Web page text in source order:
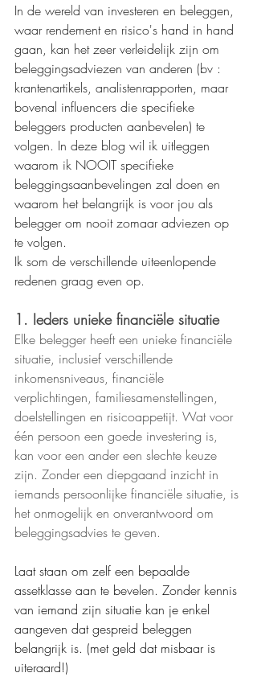
In de wereld van investeren en beleggen,
waar rendement en risico's hand in hand
gaan, kan het zeer verleidelijk zijn om
beleggingsadviezen van anderen (bv :
krantenartikels, analistenrapporten, maar
bovenal influencers die specifieke
beleggers producten aanbevelen) te
volgen. In deze blog wil ik uitleggen
waarom ik NOOIT specifieke
beleggingsaanbevelingen zal doen en
waarom het belangrijk is voor jou als
belegger om nooit zomaar adviezen op
te volgen.
Ik som de verschillende uiteenlopende
redenen graag even op.
1. Ieders unieke financiële situatie
Elke belegger heeft een unieke financiële
situatie, inclusief verschillende
inkomensniveaus, financiële
verplichtingen, familiesamenstellingen,
doelstellingen en risicoappetijt. Wat voor
één persoon een goede investering is,
kan voor een ander een slechte keuze
zijn. Zonder een diepgaand inzicht in
iemands persoonlijke financiële situatie, is
het onmogelijk en onverantwoord om
beleggingsadvies te geven.
Laat staan om zelf een bepaalde
assetklasse aan te bevelen. Zonder kennis
van iemand zijn situatie kan je enkel
aangeven dat gespreid beleggen
belangrijk is. (met geld dat misbaar is
uiteraard!)